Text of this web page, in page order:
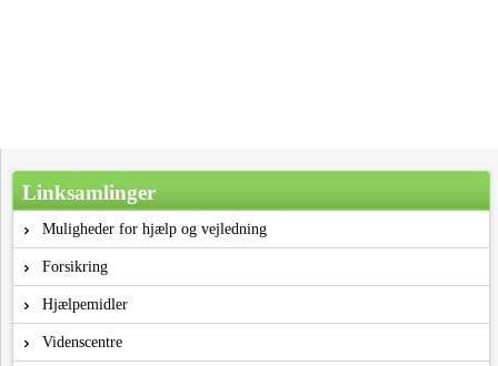
Linksamlinger
Muligheder for hjælp og vejledning
Forsikring
Hjælpemidler
Videnscentre